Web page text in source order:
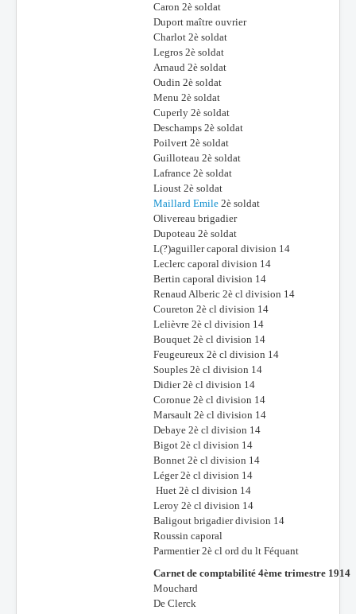
Caron 2è soldat
Duport maître ouvrier
Charlot 2è soldat
Legros 2è soldat
Arnaud 2è soldat
Oudin 2è soldat
Menu 2è soldat
Cuperly 2è soldat
Deschamps 2è soldat
Poilvert 2è soldat
Guilloteau 2è soldat
Lafrance 2è soldat
Lioust 2è soldat
Maillard Emile 2è soldat
Olivereau brigadier
Dupoteau 2è soldat
L(?)aguiller caporal division 14
Leclerc caporal division 14
Bertin caporal division 14
Renaud Alberic 2è cl division 14
Coureton 2è cl division 14
Lelièvre 2è cl division 14
Bouquet 2è cl division 14
Feugeureux 2è cl division 14
Souples 2è cl division 14
Didier 2è cl division 14
Coronue 2è cl division 14
Marsault 2è cl division 14
Debaye 2è cl division 14
Bigot 2è cl division 14
Bonnet 2è cl division 14
Léger 2è cl division 14
Huet 2è cl division 14
Leroy 2è cl division 14
Baligout brigadier division 14
Roussin caporal
Parmentier 2è cl ord du lt Féquant
Carnet de comptabilité 4ème trimestre 1914
Mouchard
De Clerck